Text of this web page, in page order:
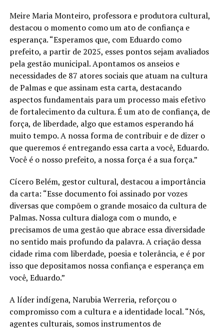
Meire Maria Monteiro, professora e produtora cultural,
destacou o momento como um ato de confiança e
esperança. “Esperamos que, com Eduardo como
prefeito, a partir de 2025, esses pontos sejam avaliados
pela gestão municipal. Apontamos os anseios e
necessidades de 87 atores sociais que atuam na cultura
de Palmas e que assinam esta carta, destacando
aspectos fundamentais para um processo mais efetivo
de fortalecimento da cultura. É um ato de confiança, de
força, de liberdade, algo que estamos esperando há
muito tempo. A nossa forma de contribuir e de dizer o
que queremos é entregando essa carta a você, Eduardo.
Você é o nosso prefeito, a nossa força é a sua força.”
Cícero Belém, gestor cultural, destacou a importância
da carta: “Esse documento foi assinado por vozes
diversas que compõem o grande mosaico da cultura de
Palmas. Nossa cultura dialoga com o mundo, e
precisamos de uma gestão que abrace essa diversidade
no sentido mais profundo da palavra. A criação dessa
cidade rima com liberdade, poesia e tolerância, e é por
isso que depositamos nossa confiança e esperança em
você, Eduardo.”
A líder indígena, Narubia Werreria, reforçou o
compromisso com a cultura e a identidade local. “Nós,
agentes culturais, somos instrumentos de